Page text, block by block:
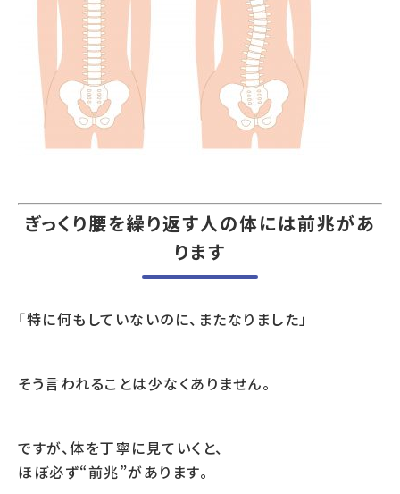
ぎっくり腰を繰り返す人の体には前兆があ
ります
「特に何もしていないのに、またなりました」
そう言われることは少なくありません。
ですが、体を丁寧に見ていくと、
ほぼ必ず“前兆”があります。